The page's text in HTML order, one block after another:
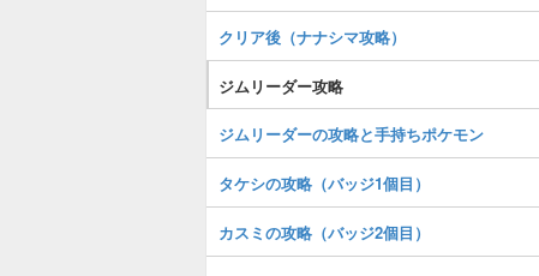
クリア後（ナナシマ攻略）
ジムリーダー攻略
ジムリーダーの攻略と手持ちポケモン
タケシの攻略（バッジ1個目）
カスミの攻略（バッジ2個目）